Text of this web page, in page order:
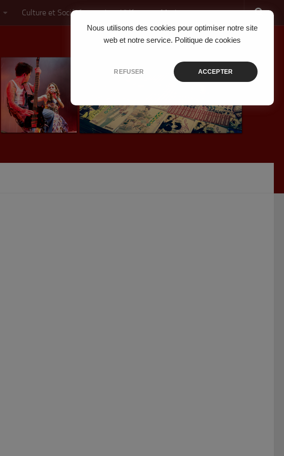
Nous utilisons des cookies pour optimiser notre site
web et notre service. Politique de cookies
REFUSER ACCEPTER
Culture et Société Jeux Vidéo Musique